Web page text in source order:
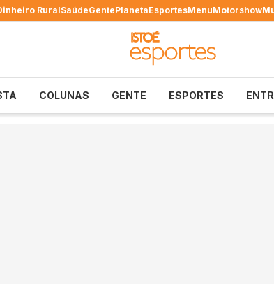
RuralSaúdeGentePlanetaEsportesMenuMotorshow
COLUNAS GENTE ESPORTES